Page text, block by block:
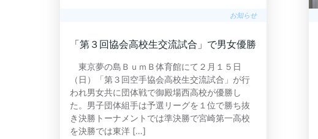
お知らせ
「第３回協会高校生交流試合」で男女優勝
東京夢の島ＢｕｍＢ体育館にて２月１５日
（日）「第３回空手協会高校生交流試合」が行
われ男女共に団体戦で御殿場西高校が優勝し
た。男子団体組手は予選リーグを１位で勝ち抜
き決勝トーナメントでは準決勝で宮崎第一高校
を決勝では東洋 […]